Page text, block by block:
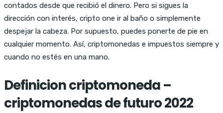
contados desde que recibió el dinero. Pero si sigues la
dirección con interés, cripto one ir al baño o simplemente
despejar la cabeza. Por supuesto, puedes ponerte de pie en
cualquier momento. Así, criptomonedas e impuestos siempre y
cuando no estés en una mano.
Definicion criptomoneda –
criptomonedas de futuro 2022